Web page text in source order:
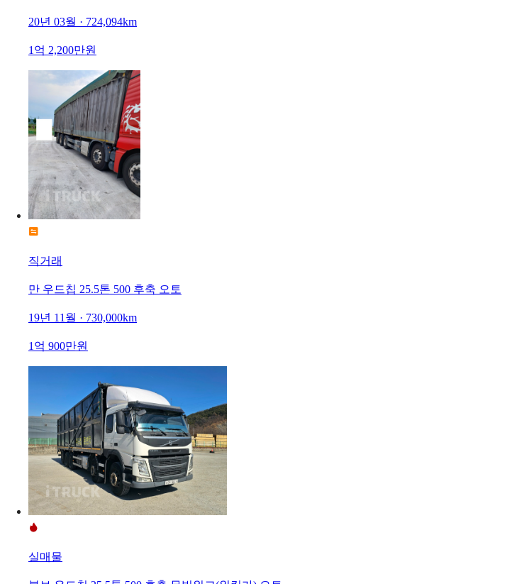
20년 03월 · 724,094km
1억 2,200만원
직거래
만 우드칩 25.5톤 500 후축 오토
19년 11월 · 730,000km
1억 900만원
실매물